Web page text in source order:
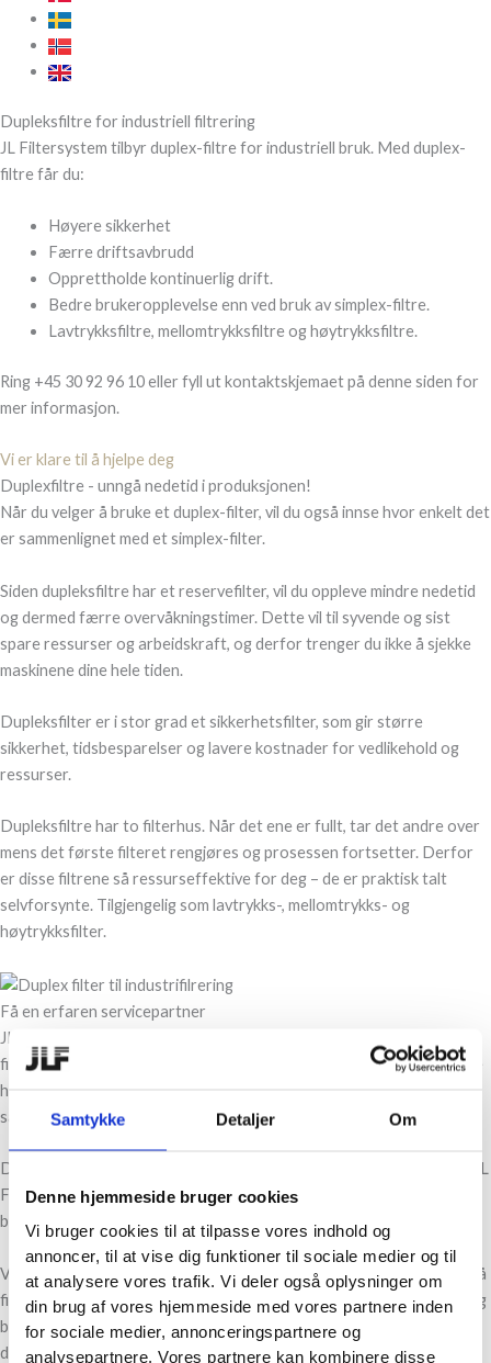
Samtykke Detaljer Om
Denne hjemmeside bruger cookies
Vi bruger cookies til at tilpasse vores indhold og
annoncer, til at vise dig funktioner til sociale medier og til
at analysere vores trafik. Vi deler også oplysninger om
din brug af vores hjemmeside med vores partnere inden
for sociale medier, annonceringspartnere og
analysepartnere. Vores partnere kan kombinere disse
Dupleksfiltre for industriell filtrering
JL Filtersystem tilbyr duplex-filtre for industriell bruk. Med duplex-
filtre får du:
Høyere sikkerhet
Færre driftsavbrudd
Opprettholde kontinuerlig drift.
Bedre brukeropplevelse enn ved bruk av simplex-filtre.
Lavtrykksfiltre, mellomtrykksfiltre og høytrykksfiltre.
Ring +45 30 92 96 10 eller fyll ut kontaktskjemaet på denne siden for
mer informasjon.
Vi er klare til å hjelpe deg
Duplexfiltre - unngå nedetid i produksjonen!
Når du velger å bruke et duplex-filter, vil du også innse hvor enkelt det
er sammenlignet med et simplex-filter.
Siden dupleksfiltre har et reservefilter, vil du oppleve mindre nedetid
og dermed færre overvåkningstimer. Dette vil til syvende og sist
spare ressurser og arbeidskraft, og derfor trenger du ikke å sjekke
maskinene dine hele tiden.
Dupleksfilter er i stor grad et sikkerhetsfilter, som gir større
sikkerhet, tidsbesparelser og lavere kostnader for vedlikehold og
ressurser.
Dupleksfiltre har to filterhus. Når det ene er fullt, tar det andre over
mens det første filteret rengjøres og prosessen fortsetter. Derfor
er disse filtrene så ressurseffektive for deg – de er praktisk talt
selvforsynte. Tilgjengelig som lavtrykks-, mellomtrykks- og
høytrykksfilter.
Få en erfaren servicepartner
JL Filtersystem gir deg råd og veiledning for å finne den
filterløsningen som er optimal for deg. Vårt team av serviceteknikere
har mange års erfaring med komplette hydrauliske løsninger samt
salg, service, reparasjon og vedlikehold av hydrauliske systemer.
Det betyr at du får en kompetent og erfaren partner når du velger JL
Filtersystem som din filterekspert. Spør oss gjerne hva som er den
beste løsningen for deg.
Vi jobber med et bredt spekter av industrikunder, og derfor vil vi også
finne den rette løsningen for din bedrift. Salg av filtre er hovedsakelig
beregnet på steder med kontinuerlig drift der det er viktig å unngå
driftsstans, f.eks.